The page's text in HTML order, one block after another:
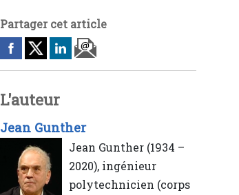
Partager cet article
L'auteur
Jean Gunther
Jean Gunther (1934 –
2020), ingénieur
polytechnicien (corps